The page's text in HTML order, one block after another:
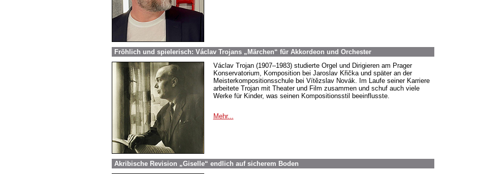
Fröhlich und spielerisch: Václav Trojans „Märchen“ für Akkordeon und Orchester
Václav Trojan (1907–1983) studierte Orgel und Dirigieren am Prager
Konservatorium, Komposition bei Jaroslav Křička und später an der
Meisterkompositionsschule bei Vítězslav Novák. Im Laufe seiner Karriere
arbeitete Trojan mit Theater und Film zusammen und schuf auch viele
Werke für Kinder, was seinen Kompositionsstil beeinflusste.
Mehr...
Akribische Revision „Giselle“ endlich auf sicherem Boden